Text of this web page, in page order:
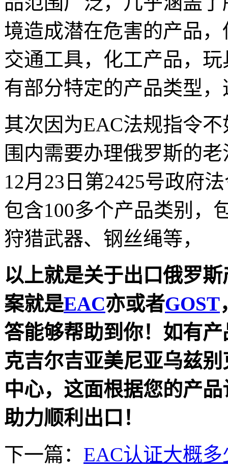
境造成潜在危害的产品
交通工具，化工产品，
有部分特定的产品类型
其次因为EAC法规指令
围内需要办理俄罗斯的
12月23日第2425号政府
包含100多个产品类别，
狩猎武器、钢丝绳等，
以上就是关于出口俄罗
案就是EAC亦或者GOST
答能够帮助到你！如有
克吉尔吉亚美尼亚乌兹
中心，这面根据您的产
助力顺利出口！
下一篇： EAC认证大概多